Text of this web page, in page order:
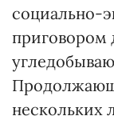
социально-
приговором
нескольких